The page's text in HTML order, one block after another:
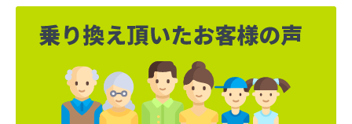
宇島瓦斯株式会社 宇島営業所
宇島瓦斯株式会社 門司営業所
宇木商店
永島米穀燃料店
延命ガス
奥村商事株式会社